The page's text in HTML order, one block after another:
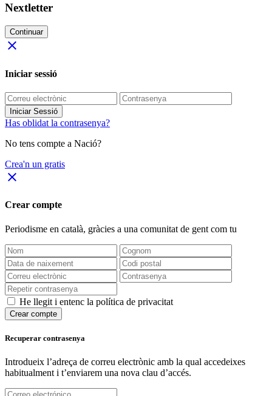
Nextletter
Continuar
close
Iniciar sessió
Iniciar Sessió
Has oblidat la contrasenya?
No tens compte a Nació?
Crea'n un gratis
close
Crear compte
Periodisme en català, gràcies a una comunitat de gent com tu
He llegit i entenc la política de privacitat
Crear compte
Recuperar contrasenya
Introdueix l’adreça de correu electrònic amb la qual accedeixes
habitualment i t’enviarem una nova clau d’accés.